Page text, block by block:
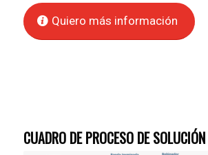
Quiero más información
CUADRO DE PROCESO DE SOLUCIÓN